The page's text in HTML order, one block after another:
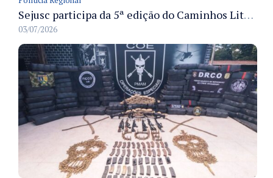
Sejusc participa da 5ª edição do Caminhos Literários com foco na cultura hip-hop nas unidades socioeducativas
03/07/2026